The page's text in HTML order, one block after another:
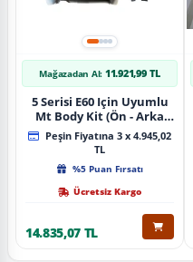
Mağazadan Al: 11.921,99 TL
5 Serisi E60 Için Uyumlu
Mt Body Kit (Ön - Arka
Tampon -Marspiyel )
Peşin Fiyatına 3 x 4.945,02
TL
%5 Puan Fırsatı
Ücretsiz Kargo
14.835,07 TL